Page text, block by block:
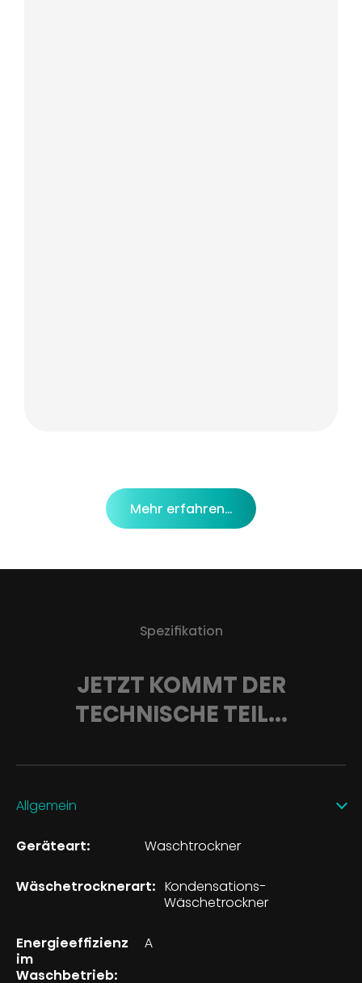
Mehr erfahren…
Spezifikation
JETZT KOMMT DER
TECHNISCHE TEIL...
Allgemein
Geräteart: Waschtrockner
Wäschetrocknerart: Kondensations-
Wäschetrockner
Energieeffizienz
im
Waschbetrieb:
A